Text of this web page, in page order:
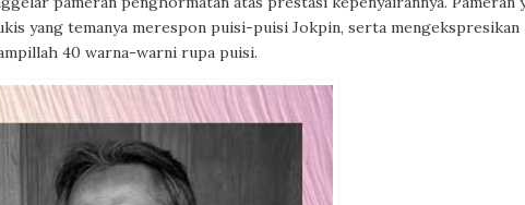
yang temanya merespon puisi-puisi Jokpin, serta mengekspresikan
40 warna-warni rupa puisi.